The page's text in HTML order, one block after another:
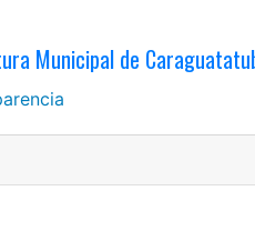
Municipal de